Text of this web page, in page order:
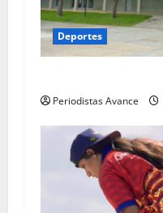
Deportes
Periodistas Avance